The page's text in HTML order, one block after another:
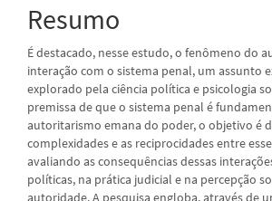
Resumo
É destacado, nesse estudo, o fenômeno do
interação com o sistema penal, um assunto
explorado pela ciência política e psicologia
premissa de que o sistema penal é
autoritarismo emana do poder, o objetivo é
complexidades e as reciprocidades entre
avaliando as consequências dessas
políticas, na prática judicial e na percepção
autoridade. A pesquisa engloba, através de